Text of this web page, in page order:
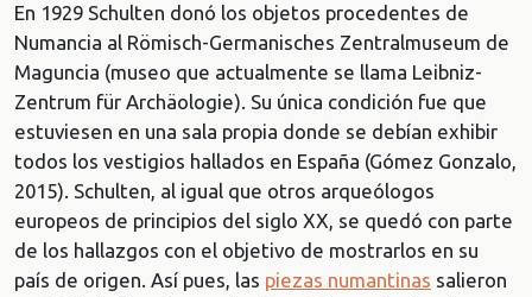
En 1929 Schulten donó los objetos procedentes de
Numancia al Römisch-Germanisches Zentralmuseum de
Maguncia (museo que actualmente se llama Leibniz-
Zentrum für Archäologie). Su única condición fue que
estuviesen en una sala propia donde se debían exhibir
todos los vestigios hallados en España (Gómez Gonzalo,
2015). Schulten, al igual que otros arqueólogos
europeos de principios del siglo XX, se quedó con parte
de los hallazgos con el objetivo de mostrarlos en su
país de origen. Así pues, las piezas numantinas salieron